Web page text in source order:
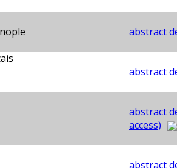
abstract
abstract
abstract
access)
abstract